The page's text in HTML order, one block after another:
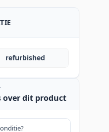
refurbished
over dit product